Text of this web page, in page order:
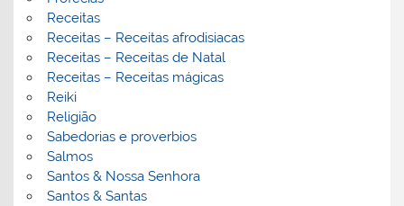
Receitas
Receitas – Receitas afrodisiacas
Receitas – Receitas de Natal
Receitas – Receitas mágicas
Reiki
Religião
Sabedorias e proverbios
Salmos
Santos & Nossa Senhora
Santos & Santas